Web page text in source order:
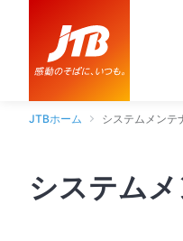
JTBホーム システムメンテ
システム